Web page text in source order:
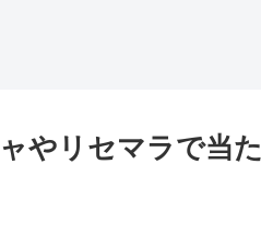
やリセマラで当